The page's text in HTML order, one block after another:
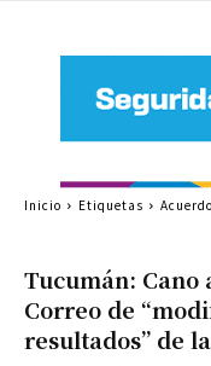
Tucumán: Cano
Correo de
resultados” de
Inicio Etiquetas